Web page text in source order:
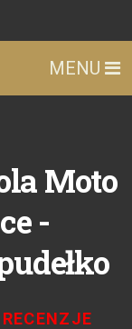
MENU
Moto
-
RECENZJE